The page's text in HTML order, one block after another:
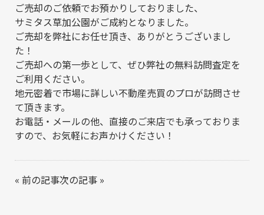
ご売却のご依頼でお預かりしておりました、
サミタス草加公園がご成約となりました。
ご売却を弊社にお任せ頂き、ありがとうございまし
た！
ご売却への第一歩として、ぜひ弊社の無料訪問査定を
ご利用ください。
地元密着で市場に詳しい不動産売買のプロが訪問させ
て頂きます。
お電話・メールの他、直接のご来店でも承っておりま
すので、お気軽にお声かけください！
« 前の記事次の記事 »